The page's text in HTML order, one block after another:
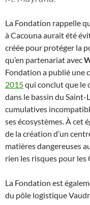
La Fondation rappelle
à Cacouna aurait été
créée pour protéger la
qu’en partenariat avec
Fondation a publié une
2015qui conclut que
dans le bassin du
cumulatives
ses écosystèmes. À cet
de la création d’un
matières dangereuses
rien les risques pour les
La Fondation est
du pôle logistique